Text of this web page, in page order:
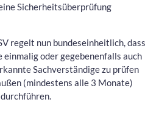
Sicherheitsüberprüfung
regelt nun bundeseinheitlich, dass
oder gegebenenfalls auch
Sachverständige zu prüfen
(mindestens alle 3 Monate)